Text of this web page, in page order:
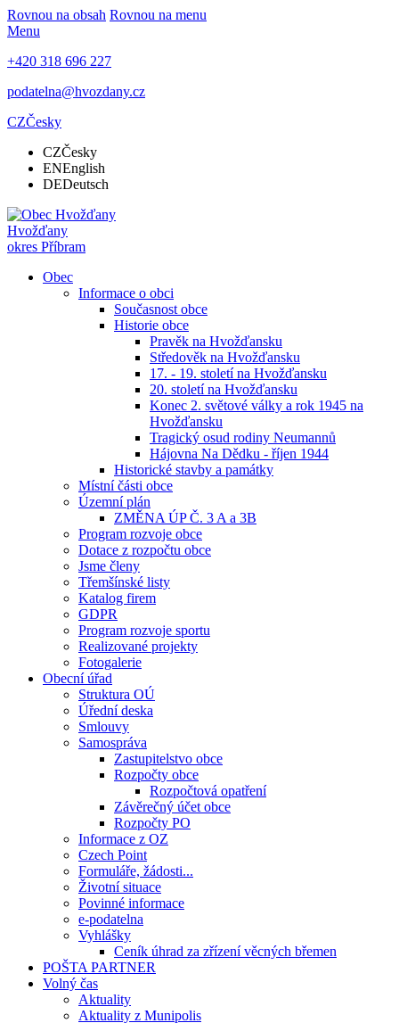
Rovnou na obsah Rovnou na menu
Menu
+420 318 696 227
podatelna@hvozdany.cz
CZČesky
CZČesky
ENEnglish
DEDeutsch
Hvožďany
okres Příbram
Obec
Informace o obci
Současnost obce
Historie obce
Pravěk na Hvožďansku
Středověk na Hvožďansku
17. - 19. století na Hvožďansku
20. století na Hvožďansku
Konec 2. světové války a rok 1945 na
Hvožďansku
Tragický osud rodiny Neumannů
Hájovna Na Dědku - říjen 1944
Historické stavby a památky
Místní části obce
Územní plán
ZMĚNA ÚP Č. 3 A a 3B
Program rozvoje obce
Dotace z rozpočtu obce
Jsme členy
Třemšínské listy
Katalog firem
GDPR
Program rozvoje sportu
Realizované projekty
Fotogalerie
Obecní úřad
Struktura OÚ
Úřední deska
Smlouvy
Samospráva
Zastupitelstvo obce
Rozpočty obce
Rozpočtová opatření
Závěrečný účet obce
Rozpočty PO
Informace z OZ
Czech Point
Formuláře, žádosti...
Životní situace
Povinné informace
e-podatelna
Vyhlášky
Ceník úhrad za zřízení věcných břemen
POŠTA PARTNER
Volný čas
Aktuality
Aktuality z Munipolis